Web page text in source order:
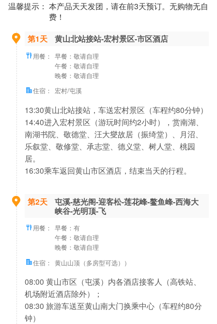
温馨提示： 本产品天天发团，请在前3天预订。无购物无自
费！
第1天 黄山北站接站-宏村景区-市区酒店
用餐： 早餐：敬请自理
午餐：敬请自理
晚餐：敬请自理
住宿：
宏村/屯溪
13:30黄山北站接站，车送宏村景区（车程约80分钟）
14:40进入宏村景区（游玩时间约2小时），赏南湖、
南湖书院、敬德堂、汪大燮故居（振绮堂）、月沼、
乐叙堂、敬修堂、承志堂、德义堂、树人堂、桃园
居。
16:30乘车返回黄山市区酒店，结束当天的行程。
第2天
屯溪-慈光阁-迎客松-莲花峰-鳌鱼峰-西海大
峡谷-光明顶-飞
用餐： 早餐：有
午餐：敬请自理
晚餐：敬请自理
住宿： 黄山山顶（多房型可选））
08:00 黄山市区（屯溪）内各酒店接客人（高铁站、
机场附近酒店除外）；
08:30 旅游车送至黄山南大门换乘中心（车程约80分
钟）